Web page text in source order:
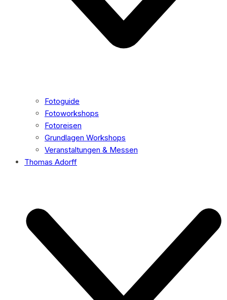
Fotoguide
Fotoworkshops
Fotoreisen
Grundlagen Workshops
Veranstaltungen & Messen
Thomas Adorff